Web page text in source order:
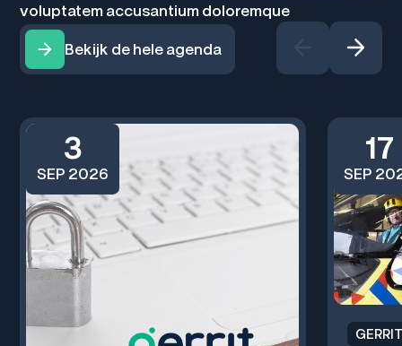
voluptatem accusantium doloremque
Bekijk de hele agenda
3
SEP 2026
17
SEP